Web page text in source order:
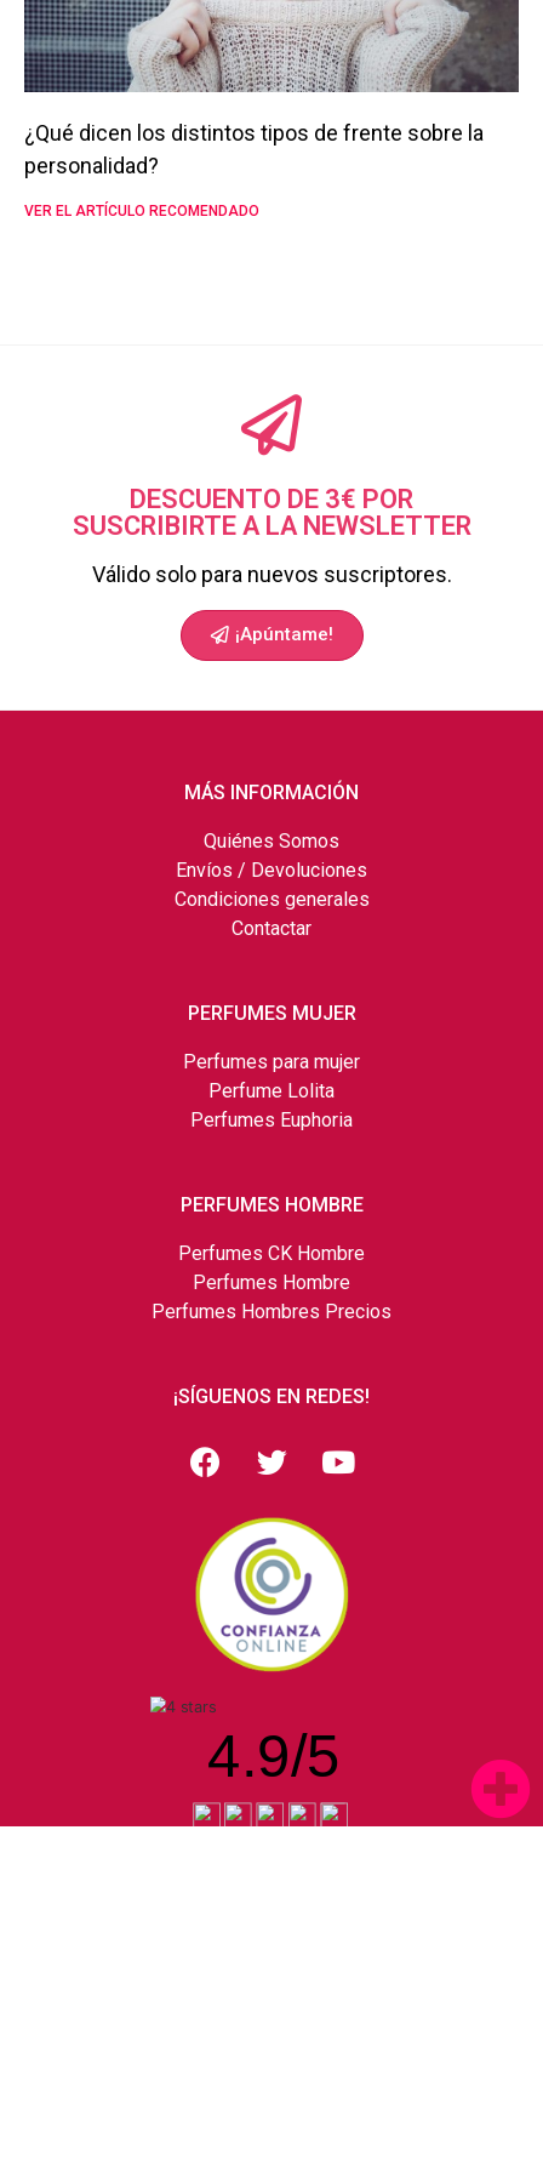
¿Qué dicen los distintos tipos de frente sobre la
personalidad?
VER EL ARTÍCULO RECOMENDADO
DESCUENTO DE 3€ POR
SUSCRIBIRTE A LA NEWSLETTER
Válido solo para nuevos suscriptores.
¡Apúntame!
MÁS INFORMACIÓN
Quiénes Somos
Envíos / Devoluciones
Condiciones generales
Contactar
PERFUMES MUJER
Perfumes para mujer
Perfume Lolita
Perfumes Euphoria
PERFUMES HOMBRE
Perfumes CK Hombre
Perfumes Hombre
Perfumes Hombres Precios
¡SÍGUENOS EN REDES!
4.9/5